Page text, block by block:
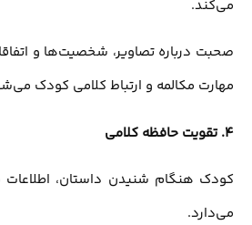
می‌کند.
صحبت درباره تصاویر، شخصیت‌ها و
مهارت مکالمه و ارتباط کلامی کودک
4. تقویت حافظه کلامی
کودک هنگام شنیدن داستان،
می‌دارد.